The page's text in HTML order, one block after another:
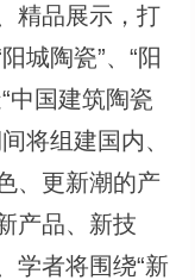
精品展示，打
城陶瓷”、“阳
中国建筑陶瓷
将组建国内、
、更新潮的产
产品、新技
学者将围绕“新